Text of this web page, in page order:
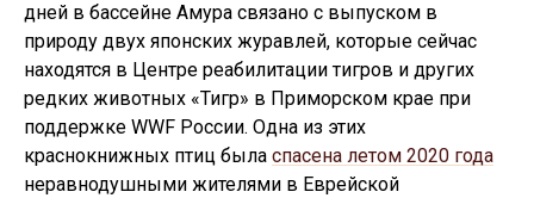
дней в бассейне Амура связано с выпуском в
природу двух японских журавлей, которые сейчас
находятся в Центре реабилитации тигров и других
редких животных «Тигр» в Приморском крае при
поддержке WWF России. Одна из этих
краснокнижных птиц была спасена летом 2020 года
неравнодушными жителями в Еврейской